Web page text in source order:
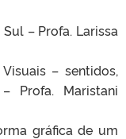
– Profa. Larissa
– sentidos,
Profa. Maristani
gráfica de um